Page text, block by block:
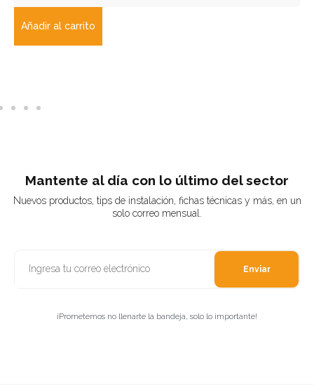
al carrito
Mantente al día con lo último del sector
Nuevos productos, tips de instalación, fichas técnicas y más, en un
solo correo mensual.
Enviar
¡Prometemos no llenarte la bandeja, solo lo importante!